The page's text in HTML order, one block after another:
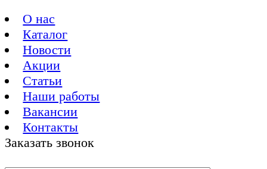
О нас
Каталог
Новости
Акции
Статьи
Наши работы
Вакансии
Контакты
Заказать звонок